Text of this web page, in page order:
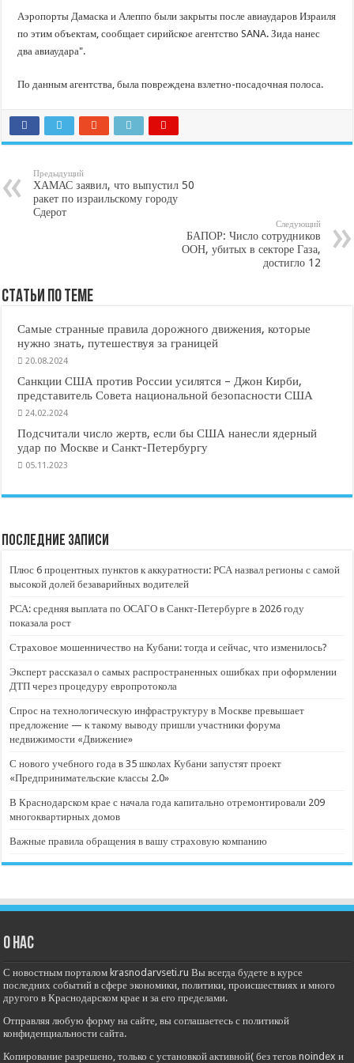
В городах и районах Кубани отметили День России
Аэропорты Дамаска и Алеппо были закрыты после авиаударов Израиля
по этим объектам, сообщает сирийское агентство SANA. Зида нанес
два авиаудара".
По данным агентства, была повреждена взлетно-посадочная полоса.
Предыдущий
ХАМАС заявил, что выпустил 50
ракет по израильскому городу
Сдерот
Следующий
БАПОР: Число сотрудников
ООН, убитых в секторе Газа,
достигло 12
Статьи по Теме
Самые странные правила дорожного движения, которые
нужно знать, путешествуя за границей
20.08.2024
Санкции США против России усилятся – Джон Кирби,
представитель Совета национальной безопасности США
24.02.2024
Подсчитали число жертв, если бы США нанесли ядерный
удар по Москве и Санкт-Петербургу
05.11.2023
Последние записи
Плюс 6 процентных пунктов к аккуратности: РСА назвал регионы с самой
высокой долей безаварийных водителей
РСА: средняя выплата по ОСАГО в Санкт-Петербурге в 2026 году
показала рост
Страховое мошенничество на Кубани: тогда и сейчас, что изменилось?
Эксперт рассказал о самых распространенных ошибках при оформлении
ДТП через процедуру европротокола
Спрос на технологическую инфраструктуру в Москве превышает
предложение — к такому выводу пришли участники форума
недвижимости «Движение»
С нового учебного года в 35 школах Кубани запустят проект
«Предпринимательские классы 2.0»
В Краснодарском крае с начала года капитально отремонтировали 209
многоквартирных домов
Важные правила обращения в вашу страховую компанию
О нас
С новостным порталом krasnodarvseti.ru Вы всегда будете в курсе
последних событий в сфере экономики, политики, происшествиях и много
другого в Краснодарском крае и за его пределами.
Отправляя любую форму на сайте, вы соглашаетесь с политикой
конфиденциальности сайта.
Копирование разрешено, только с установкой активной( без тегов noindex и